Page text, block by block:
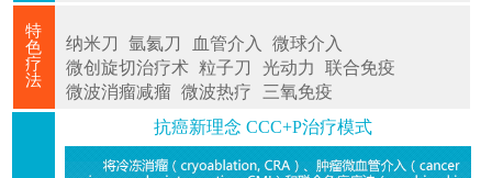
特
色
疗
法
纳米刀 氩氦刀 血管介入
微球介入
微创旋切治疗术 粒子刀 光动力 联合免疫
微波消瘤减瘤 微波热疗
三氧免疫
抗癌新理念 CCC+P治疗模式